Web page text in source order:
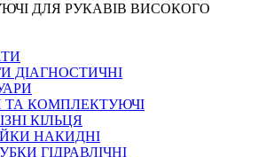
ДЛЯ РУКАВІВ ВИСОКОГО
ДІАГНОСТИЧНІ
ТА КОМПЛЕКТУЮЧІ
КІЛЬЦЯ
НАКИДНІ
ГІДРАВЛІЧНІ